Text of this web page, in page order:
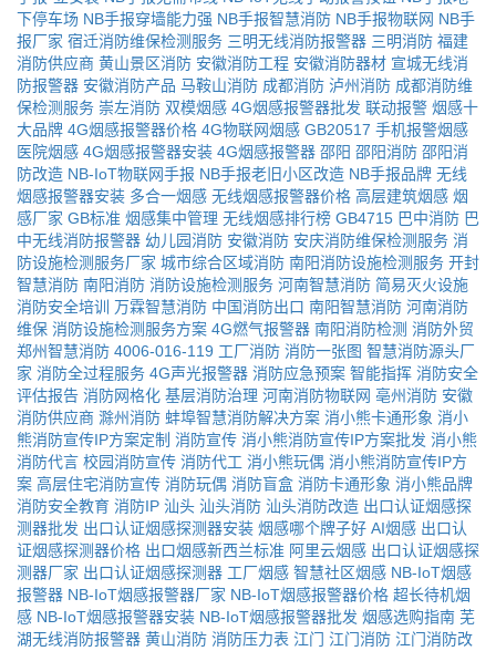
下停车场 NB手报穿墙能力强 NB手报智慧消防 NB手报物联网 NB手
报厂家 宿迁消防维保检测服务 三明无线消防报警器 三明消防 福建
消防供应商 黄山景区消防 安徽消防工程 安徽消防器材 宣城无线消
防报警器 安徽消防产品 马鞍山消防 成都消防 泸州消防 成都消防维
保检测服务 崇左消防 双模烟感 4G烟感报警器批发 联动报警 烟感十
大品牌 4G烟感报警器价格 4G物联网烟感 GB20517 手机报警烟感
医院烟感 4G烟感报警器安装 4G烟感报警器 邵阳 邵阳消防 邵阳消
防改造 NB-IoT物联网手报 NB手报老旧小区改造 NB手报品牌 无线
烟感报警器安装 多合一烟感 无线烟感报警器价格 高层建筑烟感 烟
感厂家 GB标准 烟感集中管理 无线烟感排行榜 GB4715 巴中消防 巴
中无线消防报警器 幼儿园消防 安徽消防 安庆消防维保检测服务 消
防设施检测服务厂家 城市综合区域消防 南阳消防设施检测服务 开封
智慧消防 南阳消防 消防设施检测服务 河南智慧消防 简易灭火设施
消防安全培训 万霖智慧消防 中国消防出口 南阳智慧消防 河南消防
维保 消防设施检测服务方案 4G燃气报警器 南阳消防检测 消防外贸
郑州智慧消防 4006-016-119 工厂消防 消防一张图 智慧消防源头厂
家 消防全过程服务 4G声光报警器 消防应急预案 智能指挥 消防安全
评估报告 消防网格化 基层消防治理 河南消防物联网 亳州消防 安徽
消防供应商 滁州消防 蚌埠智慧消防解决方案 消小熊卡通形象 消小
熊消防宣传IP方案定制 消防宣传 消小熊消防宣传IP方案批发 消小熊
消防代言 校园消防宣传 消防代工 消小熊玩偶 消小熊消防宣传IP方
案 高层住宅消防宣传 消防玩偶 消防盲盒 消防卡通形象 消小熊品牌
消防安全教育 消防IP 汕头 汕头消防 汕头消防改造 出口认证烟感探
测器批发 出口认证烟感探测器安装 烟感哪个牌子好 AI烟感 出口认
证烟感探测器价格 出口烟感新西兰标准 阿里云烟感 出口认证烟感探
测器厂家 出口认证烟感探测器 工厂烟感 智慧社区烟感 NB-IoT烟感
报警器 NB-IoT烟感报警器厂家 NB-IoT烟感报警器价格 超长待机烟
感 NB-IoT烟感报警器安装 NB-IoT烟感报警器批发 烟感选购指南 芜
湖无线消防报警器 黄山消防 消防压力表 江门 江门消防 江门消防改